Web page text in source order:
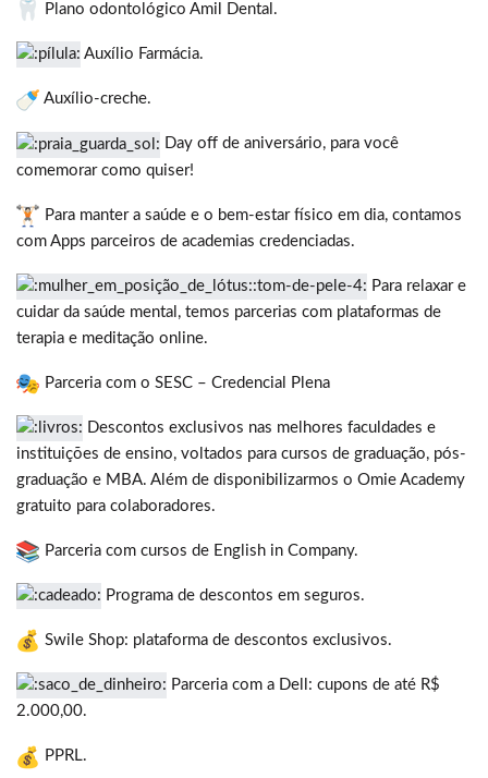
Plano odontológico Amil Dental.
Auxílio Farmácia.
Auxílio-creche.
Day off de aniversário, para você
comemorar como quiser!
Para manter a saúde e o bem-estar físico em dia, contamos
com Apps parceiros de academias credenciadas.
Para relaxar e
cuidar da saúde mental, temos parcerias com plataformas de
terapia e meditação online.
Parceria com o SESC – Credencial Plena
Descontos exclusivos nas melhores faculdades e
instituições de ensino, voltados para cursos de graduação, pós-
graduação e MBA. Além de disponibilizarmos o Omie Academy
gratuito para colaboradores.
Parceria com cursos de English in Company.
Programa de descontos em seguros.
Swile Shop: plataforma de descontos exclusivos.
Parceria com a Dell: cupons de até R$
2.000,00.
PPRL.